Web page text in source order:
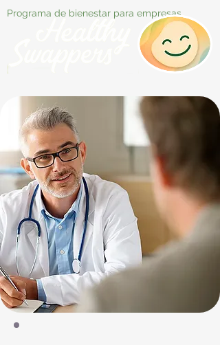
Programa de bienestar para empresas